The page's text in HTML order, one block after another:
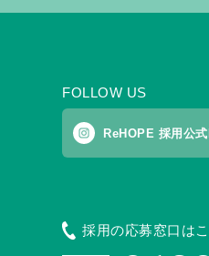
FOLLOW US
ReHOPE 採用公
採用の応募窓口は